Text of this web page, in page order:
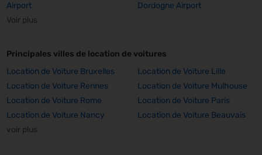
Airport
Dordogne Airport
Voir plus
Principales villes de location de voitures
Location de Voiture Bruxelles
Location de Voiture Lille
Location de Voiture Rennes
Location de Voiture Mulhouse
Location de Voiture Rome
Location de Voiture Paris
Location de Voiture Nancy
Location de Voiture Beauvais
voir plus